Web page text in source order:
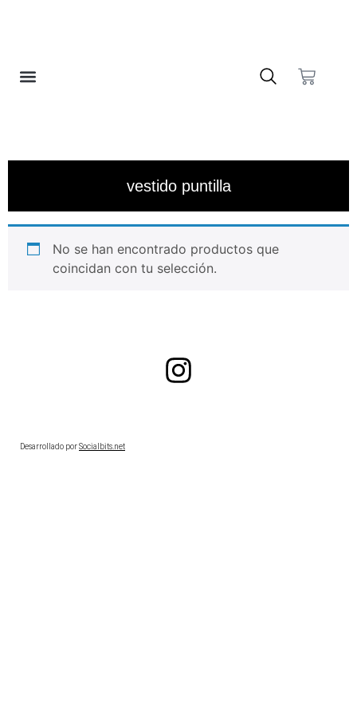
vestido puntilla
No se han encontrado productos que
coincidan con tu selección.
Desarrollado porSocialbits.net